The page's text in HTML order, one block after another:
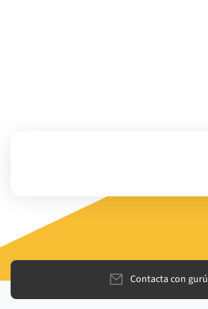
Contacta con gurú